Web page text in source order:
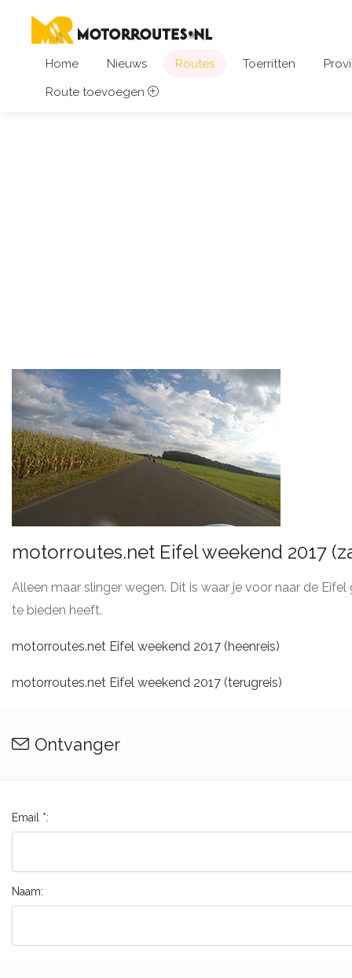
Home Nieuws Routes Toerritten
Route toevoegen
motorroutes.net Eifel weekend 2017
Alleen maar slinger wegen. Dit is waar je voor naar de
te bieden heeft.
motorroutes.net Eifel weekend 2017 (heenreis)
motorroutes.net Eifel weekend 2017 (terugreis)
Ontvanger
Email *:
Naam: